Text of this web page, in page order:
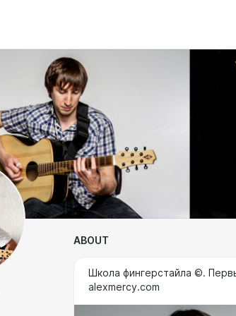
ABOUT
Школа фингерстайла ©.
alexmercy.com